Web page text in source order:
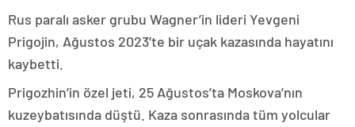
Rus paralı asker grubu Wagner’in lideri Yevgeni
Prigojin, Ağustos 2023’te bir uçak kazasında hayatını
kaybetti.
Prigozhin’in özel jeti, 25 Ağustos’ta Moskova’nın
kuzeybatısında düştü. Kaza sonrasında tüm yolcular